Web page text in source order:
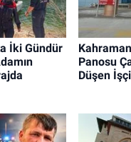
İki Gündür
Panosu
Düşen